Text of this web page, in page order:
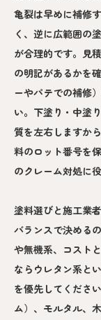
亀裂は早めに補修
く、逆に広範囲の
が合理的です。見
の明記があるかを
ーやパテでの補修
い。下塗り・中塗
質を左右しますか
料のロット番号を
のクレーム対処に
塗料選びと施工業
バランスで決める
や無機系、コスト
ならウレタン系と
を優先してくださ
ム）、モルタル、